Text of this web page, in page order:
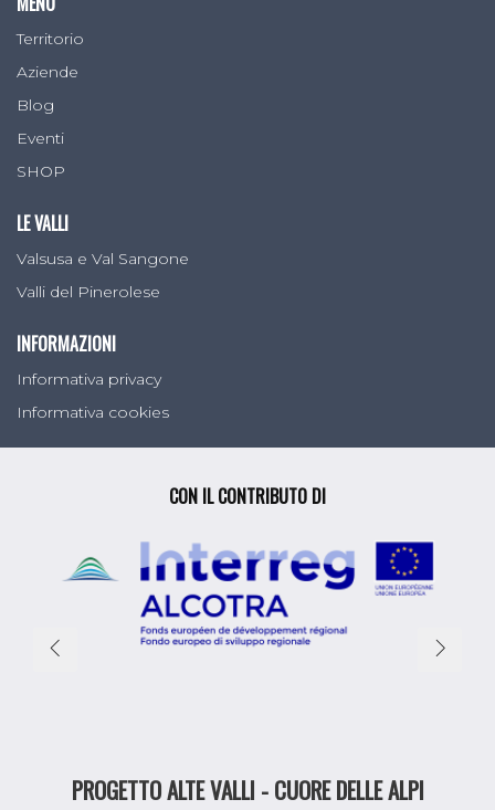
Territorio
Aziende
Blog
Eventi
SHOP
LE VALLI
Valsusa e Val Sangone
Valli del Pinerolese
INFORMAZIONI
Informativa privacy
Informativa cookies
PROGETTO ALTE VALLI - CUORE DELLE ALPI
CON IL CONTRIBUTO DI